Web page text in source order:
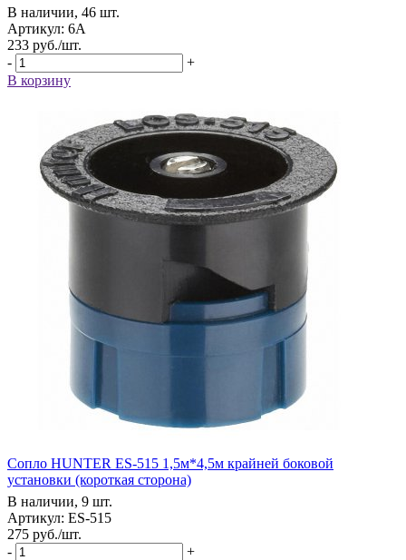
В наличии, 46 шт.
Артикул: 6А
233 руб./шт.
-
+
В корзину
Сопло HUNTER ES-515 1,5м*4,5м крайней боковой
установки (короткая сторона)
В наличии, 9 шт.
Артикул: ES-515
275 руб./шт.
-
+